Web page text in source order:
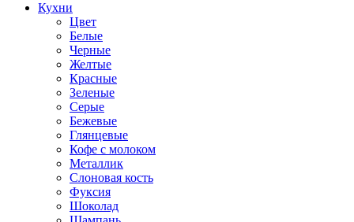
Кухни
Цвет
Белые
Черные
Желтые
Красные
Зеленые
Серые
Бежевые
Глянцевые
Кофе с молоком
Металлик
Слоновая кость
Фуксия
Шоколад